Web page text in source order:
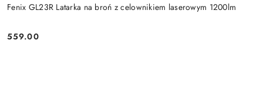
Fenix GL23R Latarka na broń z celownikiem laserowym 1200lm
Cena:
559.00